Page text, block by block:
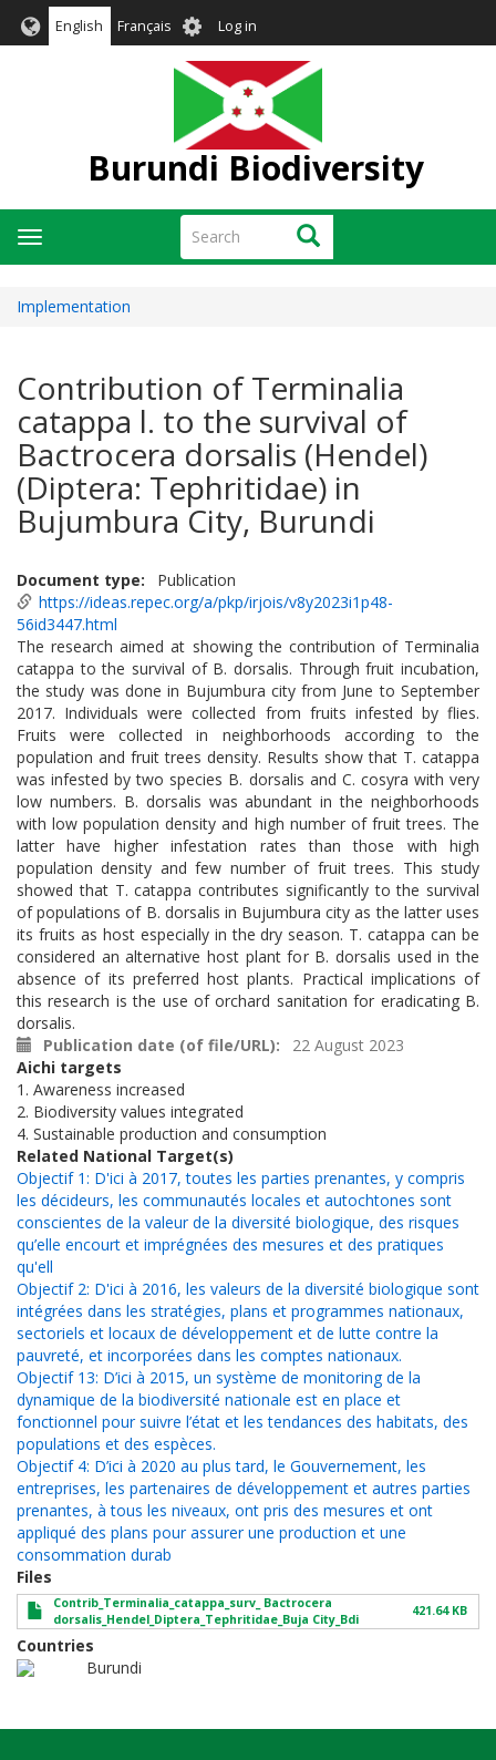
English Français User
account
menu
Log in
Burundi Biodiversity
Search Search
Toggle
navigation
Implementation
Contribution of Terminalia
catappa l. to the survival of
Bactrocera dorsalis (Hendel)
(Diptera: Tephritidae) in
Bujumbura City, Burundi
Document type
Publication
https://ideas.repec.org/a/pkp/irjois/v8y2023i1p48-
56id3447.html
The research aimed at showing the contribution of Terminalia
catappa to the survival of B. dorsalis. Through fruit incubation,
the study was done in Bujumbura city from June to September
2017. Individuals were collected from fruits infested by flies.
Fruits were collected in neighborhoods according to the
population and fruit trees density. Results show that T. catappa
was infested by two species B. dorsalis and C. cosyra with very
low numbers. B. dorsalis was abundant in the neighborhoods
with low population density and high number of fruit trees. The
latter have higher infestation rates than those with high
population density and few number of fruit trees. This study
showed that T. catappa contributes significantly to the survival
of populations of B. dorsalis in Bujumbura city as the latter uses
its fruits as host especially in the dry season. T. catappa can be
considered an alternative host plant for B. dorsalis used in the
absence of its preferred host plants. Practical implications of
this research is the use of orchard sanitation for eradicating B.
dorsalis.
Publication date (of file/URL)
22 August 2023
Aichi targets
1. Awareness increased
2. Biodiversity values integrated
4. Sustainable production and consumption
Related National Target(s)
Objectif 1: D'ici à 2017, toutes les parties prenantes, y compris
les décideurs, les communautés locales et autochtones sont
conscientes de la valeur de la diversité biologique, des risques
qu’elle encourt et imprégnées des mesures et des pratiques
qu'ell
Objectif 2: D'ici à 2016, les valeurs de la diversité biologique sont
intégrées dans les stratégies, plans et programmes nationaux,
sectoriels et locaux de développement et de lutte contre la
pauvreté, et incorporées dans les comptes nationaux.
Objectif 13: D’ici à 2015, un système de monitoring de la
dynamique de la biodiversité nationale est en place et
fonctionnel pour suivre l’état et les tendances des habitats, des
populations et des espèces.
Objectif 4: D’ici à 2020 au plus tard, le Gouvernement, les
entreprises, les partenaires de développement et autres parties
prenantes, à tous les niveaux, ont pris des mesures et ont
appliqué des plans pour assurer une production et une
consommation durab
Files
Contrib_Terminalia_catappa_surv_ Bactrocera
dorsalis_Hendel_Diptera_Tephritidae_Buja City_Bdi
421.64 KB
Countries
Burundi